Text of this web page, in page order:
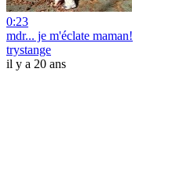
0:23
mdr... je m'éclate maman!
trystange
il y a 20 ans